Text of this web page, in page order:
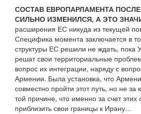
СОСТАВ ЕВРОПАРЛАМЕНТА
СИЛЬНО ИЗМЕНИЛСЯ, А ЭТО
расширения ЕС никуда из текущей
Специфика момента заключается в
структуры ЕС решили не ждать, пока
решат свои территориальные
вопрос их интеграции, наряду с
Армении. Была установка, что
совместно пройти этот путь, но не за
той причине, что именно за счет
приблизить свои границы к Ирану...